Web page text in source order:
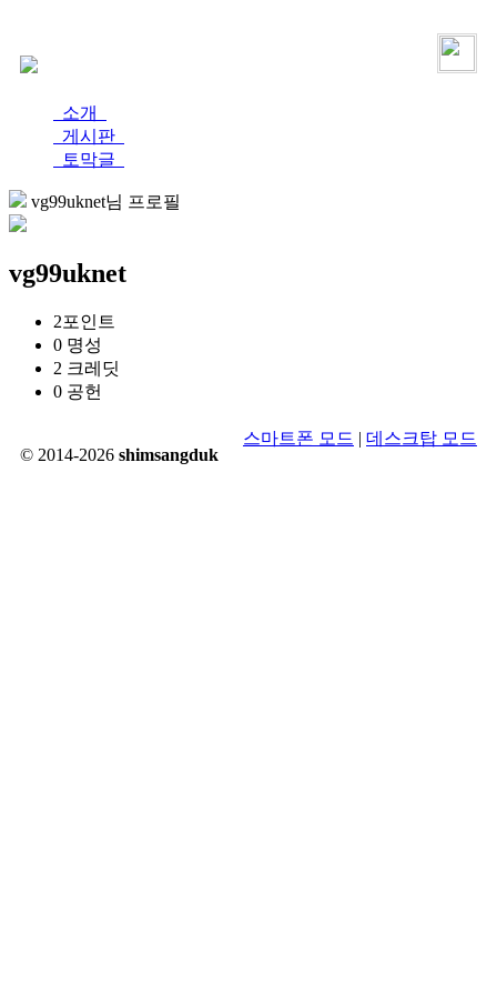
소개
게시판
토막글
vg99uknet님 프로필
vg99uknet
2포인트
0 명성
2 크레딧
0 공헌
© 2014-2026 shimsangduk
스마트폰 모드 | 데스크탑 모드